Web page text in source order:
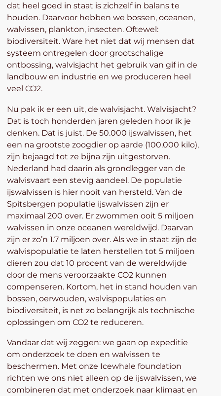
dat heel goed in staat is zichzelf in balans te
houden. Daarvoor hebben we bossen, oceanen,
walvissen, plankton, insecten. Oftewel:
biodiversiteit. Ware het niet dat wij mensen dat
systeem ontregelen door grootschalige
ontbossing, walvisjacht het gebruik van gif in de
landbouw en industrie en we produceren heel
veel CO2.
Nu pak ik er een uit, de walvisjacht. Walvisjacht?
Dat is toch honderden jaren geleden hoor ik je
denken. Dat is juist. De 50.000 ijswalvissen, het
een na grootste zoogdier op aarde (100.000 kilo),
zijn bejaagd tot ze bijna zijn uitgestorven.
Nederland had daarin als grondlegger van de
walvisvaart een stevig aandeel. De populatie
ijswalvissen is hier nooit van hersteld. Van de
Spitsbergen populatie ijswalvissen zijn er
maximaal 200 over. Er zwommen ooit 5 miljoen
walvissen in onze oceanen wereldwijd. Daarvan
zijn er zo’n 1.7 miljoen over. Als we in staat zijn de
walvispopulatie te laten herstellen tot 5 miljoen
dieren zou dat 10 procent van de wereldwijde
door de mens veroorzaakte CO2 kunnen
compenseren. Kortom, het in stand houden van
bossen, oerwouden, walvispopulaties en
biodiversiteit, is net zo belangrijk als technische
oplossingen om CO2 te reduceren.
Vandaar dat wij zeggen: we gaan op expeditie
om onderzoek te doen en walvissen te
beschermen. Met onze Icewhale foundation
richten we ons niet alleen op de ijswalvissen, we
combineren dat met onderzoek naar klimaat en